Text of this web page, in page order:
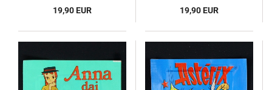
19,90 EUR 19,90 EUR